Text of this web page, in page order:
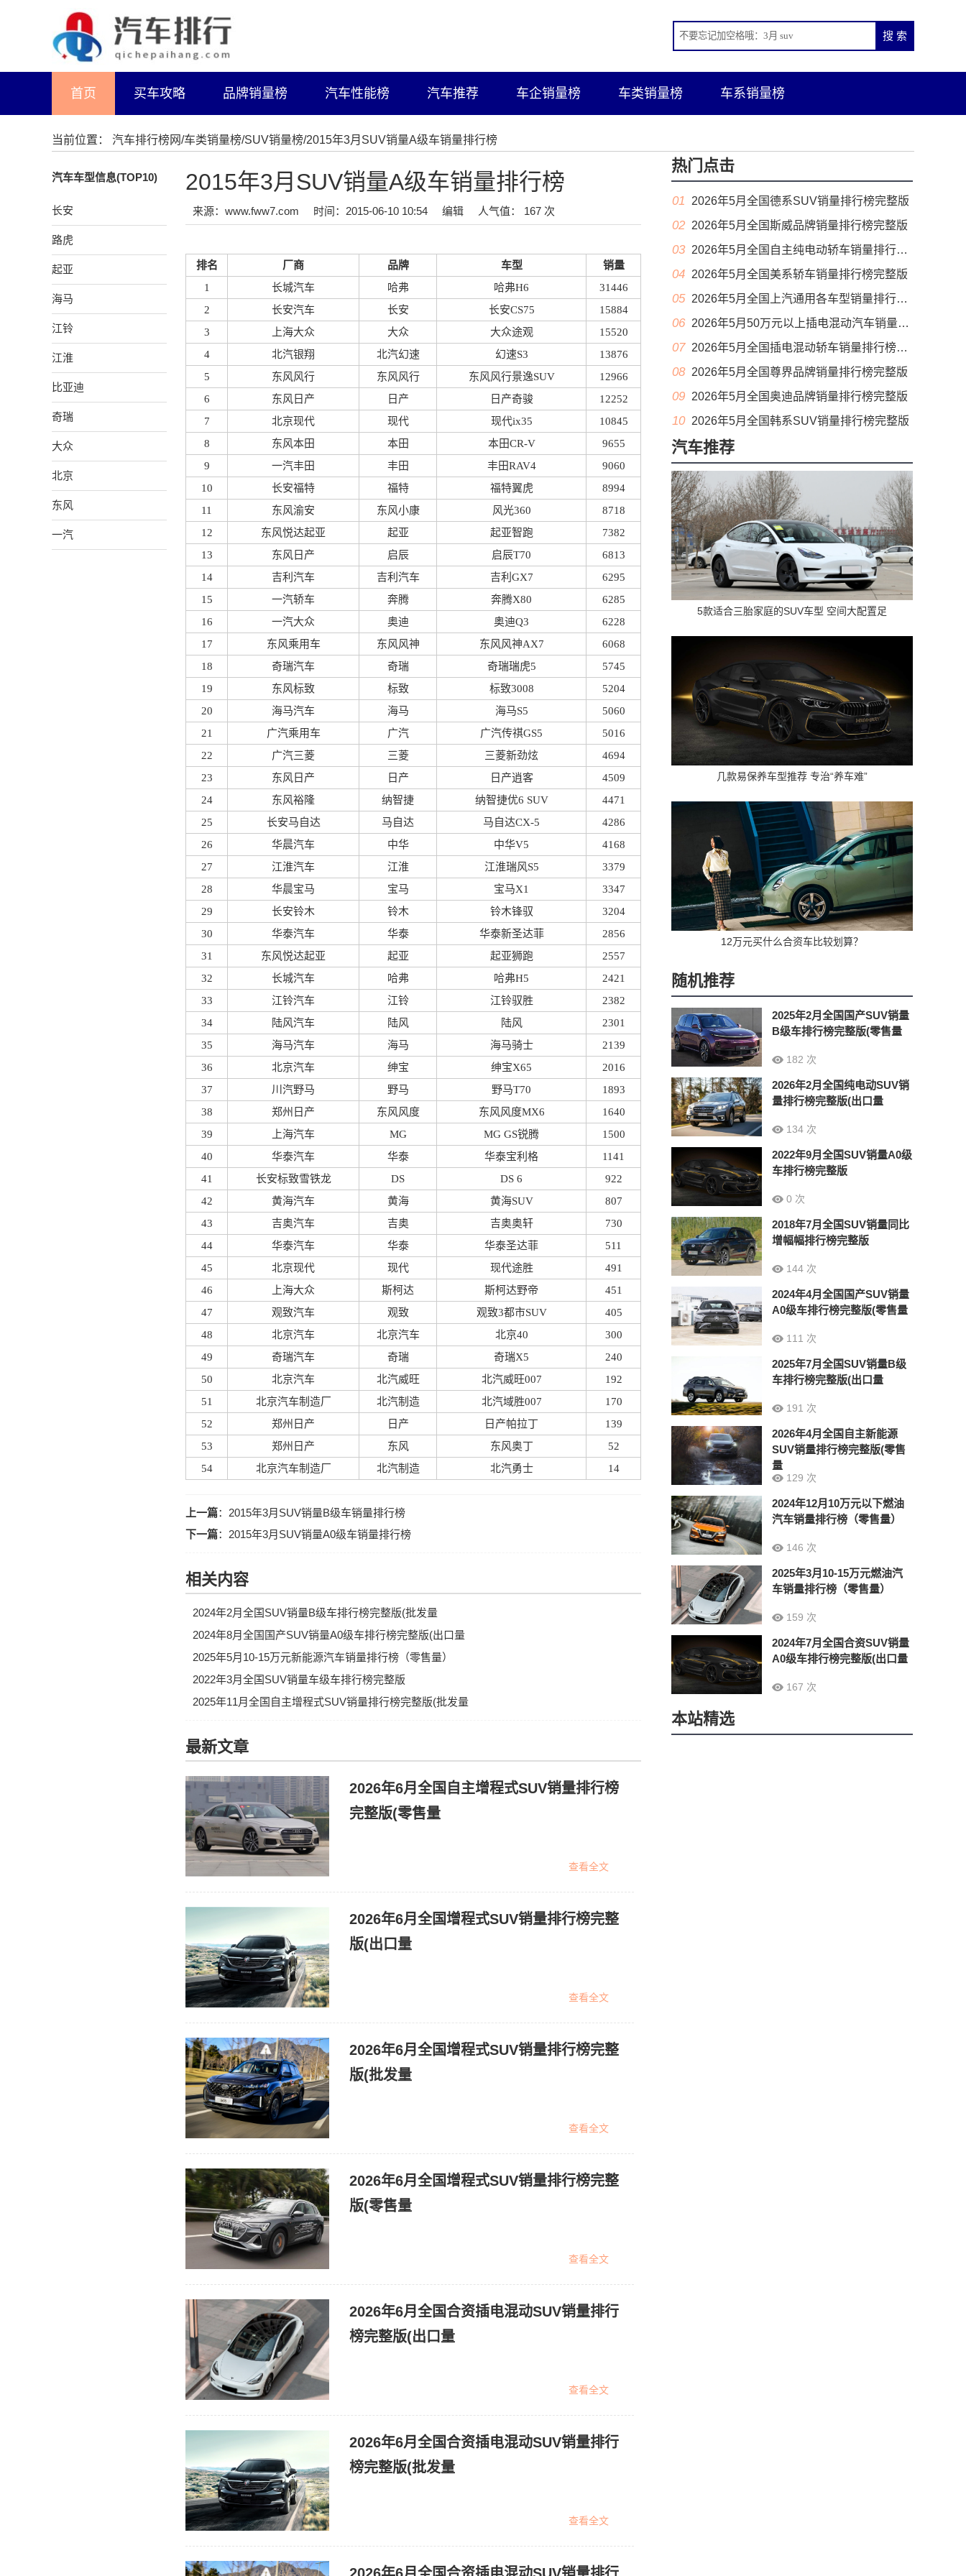
首页 买车攻略 品牌销量榜 汽车性能榜 汽车推荐 车企销量榜 车类销量榜 车系销量榜
当前位置： 汽车排行榜网/车类销量榜/SUV销量榜/2015年3月SUV销量A级车销量排行榜
汽车车型信息(TOP10)
长安
路虎
起亚
海马
江铃
江淮
比亚迪
奇瑞
大众
北京
东风
一汽
2015年3月SUV销量A级车销量排行榜
来源：www.fww7.com 时间：2015-06-10 10:54 编辑 人气值： 167 次
排名 厂商 品牌 车型
销量
1
长城汽车 哈弗 哈弗H6
31446
2
长安汽车 长安 长安CS75
15884
3
上海大众 大众 大众途观
15520
4
北汽银翔 北汽幻速 幻速S3
13876
5
东风风行 东风风行 东风风行景逸SUV
12966
6
东风日产 日产 日产奇骏
12252
7
北京现代 现代 现代ix35
10845
8
东风本田 本田 本田CR-V
9655
9
一汽丰田 丰田 丰田RAV4
9060
10
长安福特 福特 福特翼虎
8994
11
东风渝安 东风小康 风光360
8718
12
东风悦达起亚 起亚 起亚智跑
7382
13
东风日产 启辰 启辰T70
6813
14
吉利汽车 吉利汽车 吉利GX7
6295
15
一汽轿车 奔腾 奔腾X80
6285
16
一汽大众 奥迪 奥迪Q3
6228
17
东风乘用车 东风风神 东风风神AX7
6068
18
奇瑞汽车 奇瑞 奇瑞瑞虎5
5745
19
东风标致 标致 标致3008
5204
20
海马汽车 海马 海马S5
5060
21
广汽乘用车 广汽 广汽传祺GS5
5016
22
广汽三菱 三菱 三菱新劲炫
4694
23
东风日产 日产 日产逍客
4509
24
东风裕隆 纳智捷 纳智捷优6 SUV
4471
25
长安马自达 马自达 马自达CX-5
4286
26
华晨汽车 中华 中华V5
4168
27
江淮汽车 江淮 江淮瑞风S5
3379
28
华晨宝马 宝马 宝马X1
3347
29
长安铃木 铃木 铃木锋驭
3204
30
华泰汽车 华泰 华泰新圣达菲
2856
31
东风悦达起亚 起亚 起亚狮跑
2557
32
长城汽车 哈弗 哈弗H5
2421
33
江铃汽车 江铃 江铃驭胜
2382
34
陆风汽车 陆风 陆风
2301
35
海马汽车 海马 海马骑士
2139
36
北京汽车 绅宝 绅宝X65
2016
37
川汽野马 野马 野马T70
1893
38
郑州日产 东风风度 东风风度MX6
1640
39
上海汽车 MG MG GS锐腾
1500
40
华泰汽车 华泰 华泰宝利格
1141
41
长安标致雪铁龙 DS DS 6
922
42
黄海汽车 黄海 黄海SUV
807
43
吉奥汽车 吉奥 吉奥奥轩
730
44
华泰汽车 华泰 华泰圣达菲
511
45
北京现代 现代 现代途胜
491
46
上海大众 斯柯达 斯柯达野帝
451
47
观致汽车 观致 观致3都市SUV
405
48
北京汽车 北京汽车 北京40
300
49
奇瑞汽车 奇瑞 奇瑞X5
240
50
北京汽车 北汽威旺 北汽威旺007
192
51
北京汽车制造厂 北汽制造 北汽域胜007
170
52
郑州日产 日产 日产帕拉丁
139
53
郑州日产 东风 东风奥丁
52
54
北京汽车制造厂 北汽制造 北汽勇士 14
上一篇： 2015年3月SUV销量B级车销量排行榜
下一篇： 2015年3月SUV销量A0级车销量排行榜
相关内容
2024年2月全国SUV销量B级车排行榜完整版(批发量
2024年8月全国国产SUV销量A0级车排行榜完整版(出口量
2025年5月10-15万元新能源汽车销量排行榜（零售量）
2022年3月全国SUV销量车级车排行榜完整版
2025年11月全国自主增程式SUV销量排行榜完整版(批发量
最新文章
2026年6月全国自主增程式SUV销量排行榜
完整版(零售量
查看全文
2026年6月全国增程式SUV销量排行榜完整
版(出口量
查看全文
2026年6月全国增程式SUV销量排行榜完整
版(批发量
查看全文
2026年6月全国增程式SUV销量排行榜完整
版(零售量
查看全文
2026年6月全国合资插电混动SUV销量排行
榜完整版(出口量
查看全文
2026年6月全国合资插电混动SUV销量排行
榜完整版(批发量
查看全文
热门点击
01 2026年5月全国德系SUV销量排行榜完整版
02 2026年5月全国斯威品牌销量排行榜完整版
03 2026年5月全国自主纯电动轿车销量排行榜完整版(出口量
04 2026年5月全国美系轿车销量排行榜完整版
05 2026年5月全国上汽通用各车型销量排行榜完整版
06 2026年5月50万元以上插电混动汽车销量排行榜（零售量）
07 2026年5月全国插电混动轿车销量排行榜完整版(出口量
08 2026年5月全国尊界品牌销量排行榜完整版
09 2026年5月全国奥迪品牌销量排行榜完整版
10 2026年5月全国韩系SUV销量排行榜完整版
汽车推荐
5款适合三胎家庭的SUV车型 空间大配置足
几款易保养车型推荐 专治“养车难”
12万元买什么合资车比较划算？
随机推荐
2025年2月全国国产SUV销量
B级车排行榜完整版(零售量
182 次
2026年2月全国纯电动SUV销
量排行榜完整版(出口量
134 次
2022年9月全国SUV销量A0级
车排行榜完整版
0 次
2018年7月全国SUV销量同比
增幅幅排行榜完整版
144 次
2024年4月全国国产SUV销量
A0级车排行榜完整版(零售量
111 次
2025年7月全国SUV销量B级
车排行榜完整版(出口量
191 次
2026年4月全国自主新能源
SUV销量排行榜完整版(零售
量
129 次
2024年12月10万元以下燃油
汽车销量排行榜（零售量）
146 次
2025年3月10-15万元燃油汽
车销量排行榜（零售量）
159 次
2024年7月全国合资SUV销量
A0级车排行榜完整版(出口量
167 次
本站精选